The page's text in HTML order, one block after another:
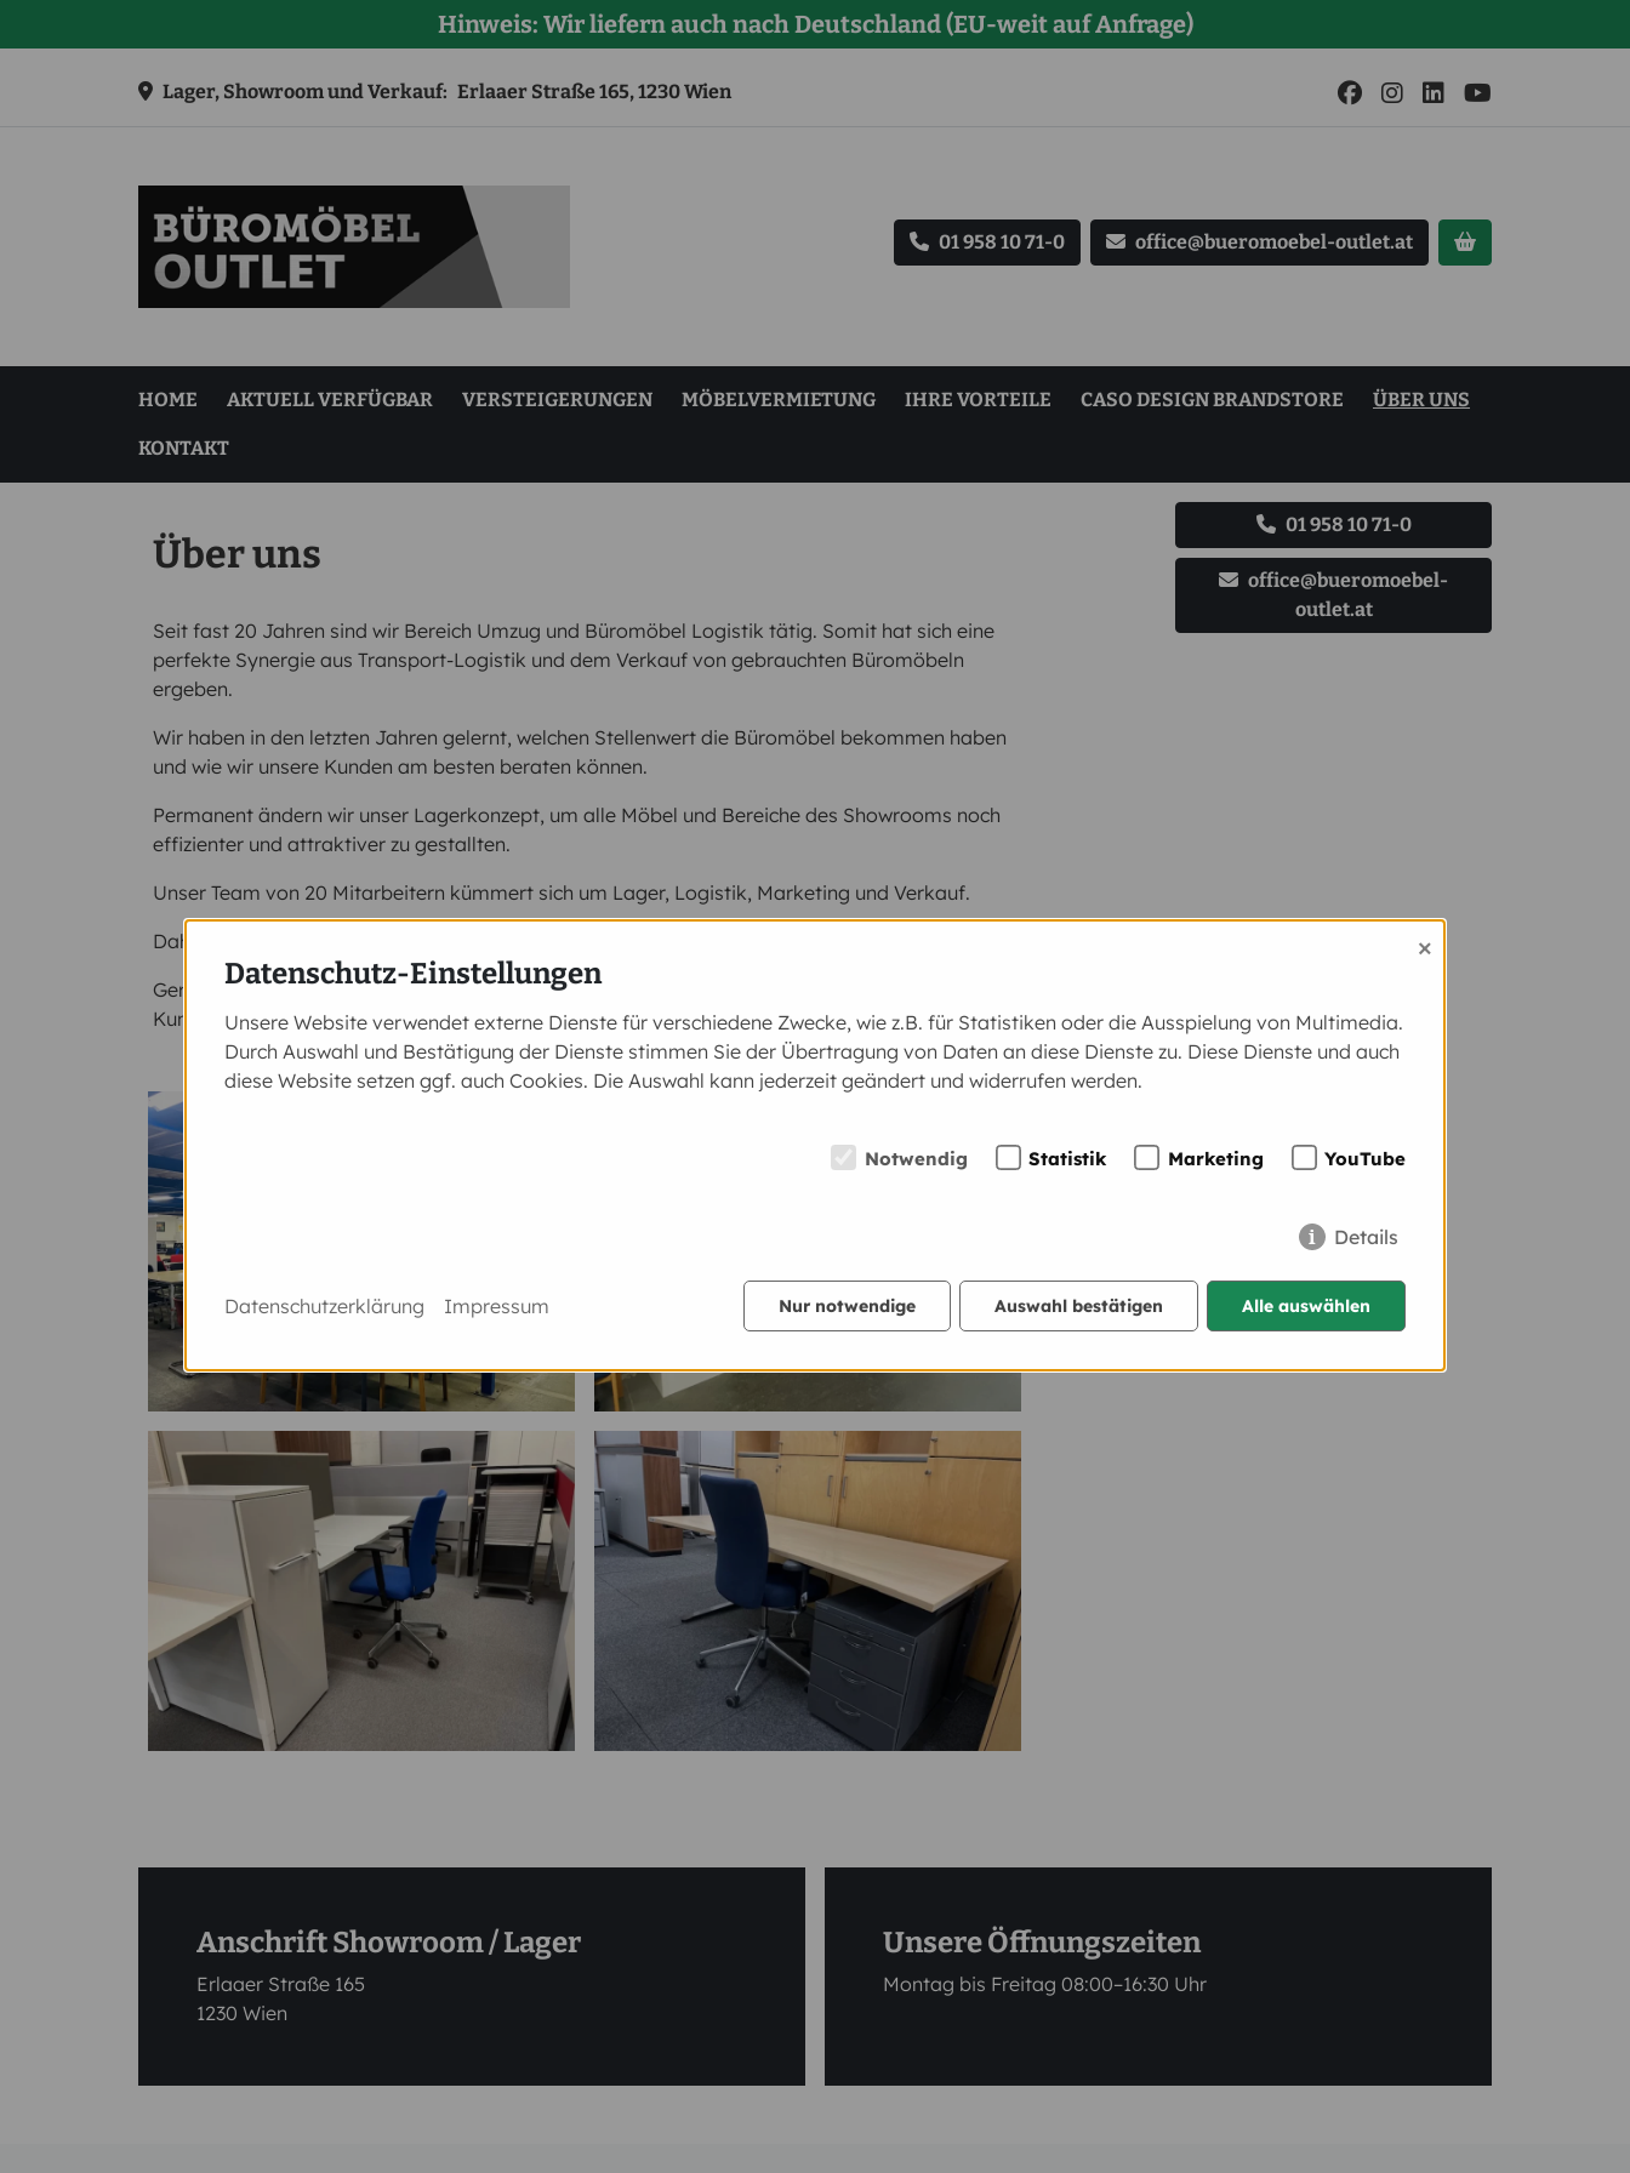
Hinweis: Wir liefern auch nach Deutschland (EU-weit auf Anfrage)
Lager, Showroom und Verkauf: Erlaaer Straße 165, 1230 Wien
01 958 10 71-0 office@bueromoebel-outlet.at
HOME AKTUELL VERFÜGBAR VERSTEIGERUNGEN MÖBELVERMIETUNG IHRE VORTEILE CASO DESIGN BRANDSTORE ÜBER UNS
KONTAKT
Über uns
Seit fast 20 Jahren sind wir Bereich Umzug und Büromöbel Logistik tätig. Somit hat sich eine
perfekte Synergie aus Transport-Logistik und dem Verkauf von gebrauchten Büromöbeln
ergeben.
Wir haben in den letzten Jahren gelernt, welchen Stellenwert die Büromöbel bekommen haben
und wie wir unsere Kunden am besten beraten können.
Permanent ändern wir unser Lagerkonzept, um alle Möbel und Bereiche des Showrooms noch
effizienter und attraktiver zu gestallten.
Unser Team von 20 Mitarbeitern kümmert sich um Lager, Logistik, Marketing und Verkauf.
Daher sind wir in der Lage, Aufträge jeglicher Größe für Sie abzuwickeln.
Gerne begrüßen wir Sie an unserem Standort in 1230 Wien, Erlaaer Straße 165!
Kundenparkplätze sind ausreichend vorhanden.
01 958 10 71-0
office@bueromoebel-
outlet.at
Anschrift Showroom / Lager
Erlaaer Straße 165
1230 Wien
Unsere Öffnungszeiten
Montag bis Freitag 08:00–16:30 Uhr
Datenschutz-Einstellungen
×
Unsere Website verwendet externe Dienste für verschiedene Zwecke, wie z.B. für Statistiken oder die Ausspielung von Multimedia.
Durch Auswahl und Bestätigung der Dienste stimmen Sie der Übertragung von Daten an diese Dienste zu. Diese Dienste und auch
diese Website setzen ggf. auch Cookies. Die Auswahl kann jederzeit geändert und widerrufen werden.
Notwendig Statistik Marketing YouTube
Details
Nur notwendige Auswahl bestätigen Alle auswählen
Datenschutzerklärung Impressum